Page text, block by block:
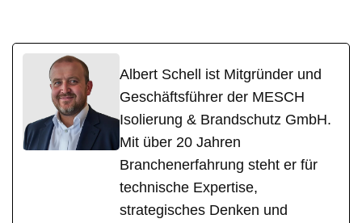
Albert Schell ist Mitgründer und
Geschäftsführer der MESCH
Isolierung & Brandschutz GmbH.
Mit über 20 Jahren
Branchenerfahrung steht er für
technische Expertise,
strategisches Denken und